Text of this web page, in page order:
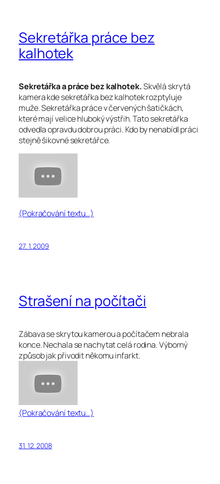
Sekretářka práce bez
kalhotek
Sekretářka a práce bez kalhotek.Skvělá skrytá
kamera kde sekretářka bez kalhotek rozptyluje
muže. Sekretářka práce v červených šatičkách,
které mají velice hluboký výstřih. Tato sekretářka
odvedla opravdu dobrou práci. Kdo by nenabídl práci
stejně šikovné sekretářce.
(Pokračování textu…)
27. 1. 2009
Strašení na počítači
Zábava se skrytou kamerou a počítačem nebrala
konce. Nechala se nachytat celá rodina. Výborný
způsob jak přivodit někomu infarkt.
(Pokračování textu…)
31. 12. 2008